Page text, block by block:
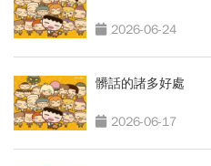
2026-06-24
髒話的諸多好處
2026-06-17